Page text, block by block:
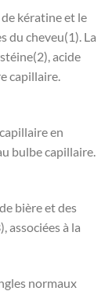
kératine et le
du cheveu(1). La
acide
capillaire.
en
bulbe capillaire.
bière et des
associées à la
normaux